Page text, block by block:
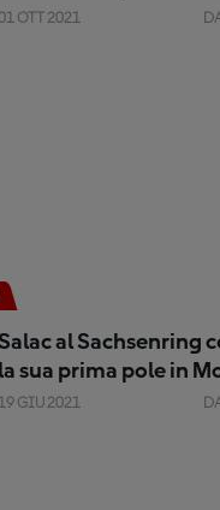
01 OTT 2021
al Sachsenring
la sua prima pole in
19 GIU 2021